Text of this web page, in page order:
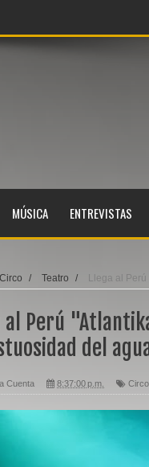
MÚSICA ENTREVISTAS
Circo / Teatro / Llega al
al Perú
del
Cuenta 8:37:00 p.m. Circo